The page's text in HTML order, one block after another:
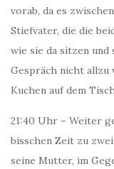
vorab, da es
Stiefvater, die die
wie sie da sitzen und
Gespräch nicht allzu
Kuchen auf dem
21:40 Uhr – Weiter
bisschen Zeit zu
seine Mutter, im